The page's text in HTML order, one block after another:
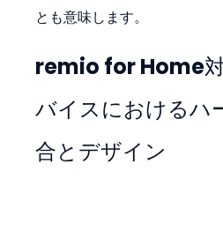
とも意味します。
remio for Home
バイスにおけるハ
合とデザイン